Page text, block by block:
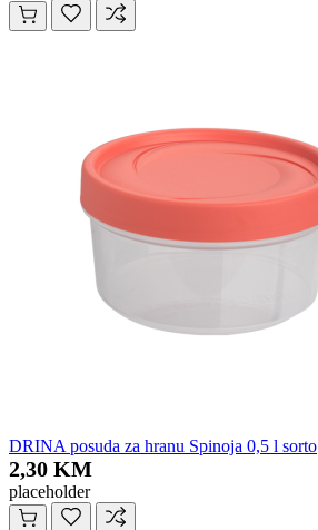
DRINA posuda za hranu Spinoja 0,5 l sorto
2,30 KM
placeholder